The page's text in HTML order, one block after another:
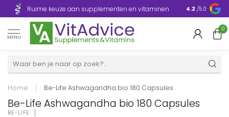
Ruime keuze aan supplementen en vitaminen Europa
4.2 /5.0
MENU
0
Home / Be-Life Ashwagandha bio 180 Capsules
Be-Life Ashwagandha bio 180 Capsules
BE-LIFE